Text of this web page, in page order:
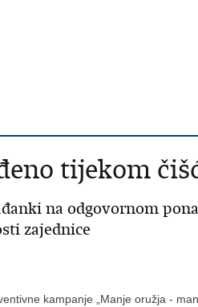
tijekom
na odgovornom
zajednice
kampanje „Manje oružja -